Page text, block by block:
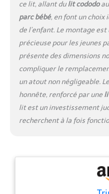
ce lit, allant dulit cododoau
parc bébé, en font un choix
de l’enfant. Le montage
précieuse pour les jeunes
présente des dimensions
compliquer le
un atout non négligeable.
honnête, renforcé par une
lit est un investissement
recherchent à la fois